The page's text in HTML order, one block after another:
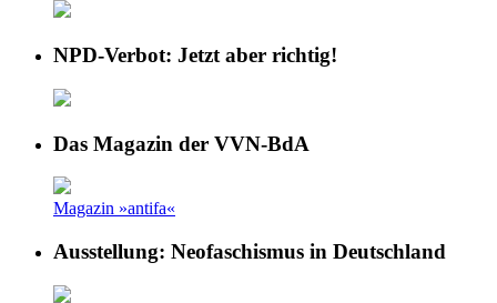
NPD-Verbot: Jetzt aber richtig!
Das Magazin der VVN-BdA
Magazin »antifa«
Ausstellung: Neofaschismus in Deutschland